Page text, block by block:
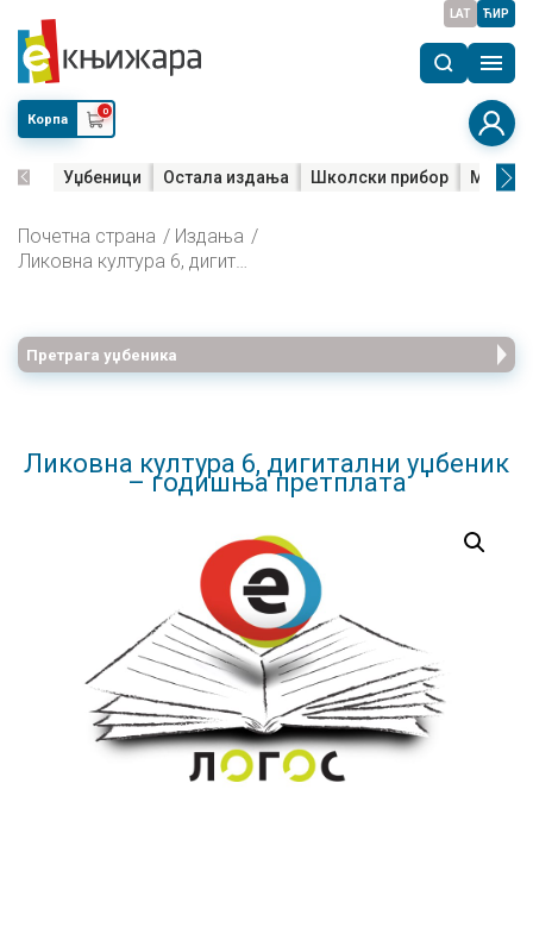
LAT ЋИР
Корпа
0
Уџбеници Остала издања Школски прибор Мала
Почетна страна
Издања
Ликовна култура 6, дигитални уџбеник – годишња претплата
Претрага уџбеника
Ликовна култура 6, дигитални уџбеник
– годишња претплата